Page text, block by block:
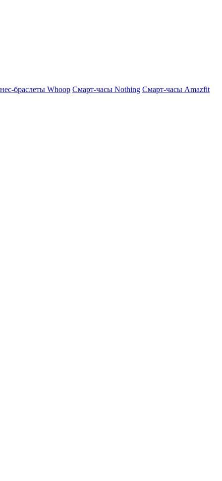
браслеты Whoop Смарт-часы Nothing Смарт-часы Amazfit